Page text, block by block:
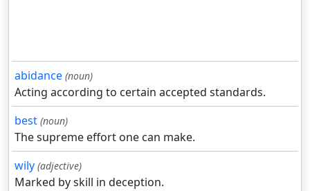
abidance (noun)
Acting according to certain accepted standards.
best (noun)
The supreme effort one can make.
wily (adjective)
Marked by skill in deception.